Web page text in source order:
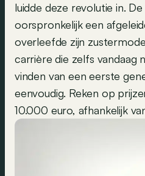
luidde deze revolutie in.
oorspronkelijk een
overleefde zijn
carrière die zelfs vandaag
vinden van een eerste
eenvoudig. Reken op
10.000 euro, afhankelijk